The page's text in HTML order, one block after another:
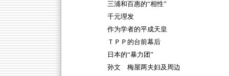
三浦和百惠的“相性”
千元理发
作为学者的平成天皇
ＴＰＰ的台前幕后
日本的“暴力团”
孙文 梅屋两夫妇及周边